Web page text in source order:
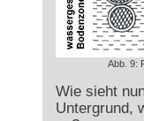
Abb. 9:
Wie sieht
Untergrund,